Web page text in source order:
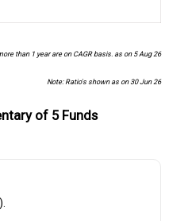
than 1 year are on CAGR basis. as on 5 Aug 26
Note: Ratio's shown as on 30 Jun 26
of 5 Funds